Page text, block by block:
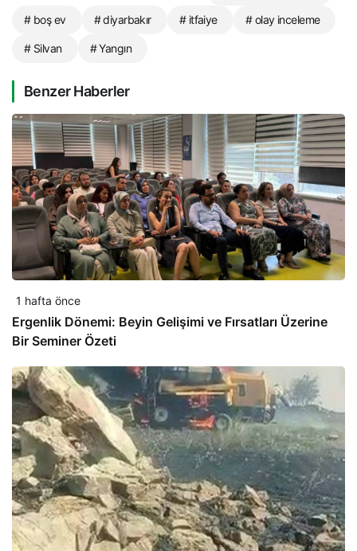
# boş ev # diyarbakır # itfaiye # olay inceleme
# Silvan # Yangın
Benzer Haberler
1 hafta önce
Ergenlik Dönemi: Beyin Gelişimi ve Fırsatları Üzerine
Bir Seminer Özeti